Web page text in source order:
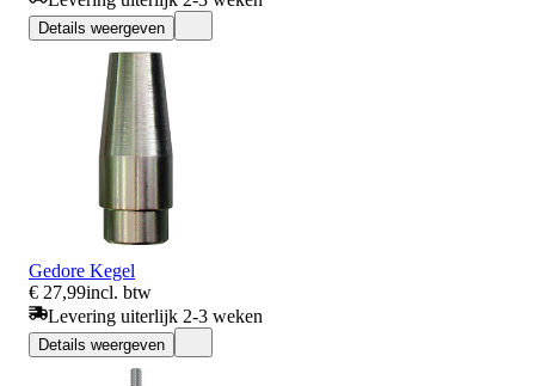
Details weergeven
Gedore Kegel
€ 27,99incl. btw
Levering uiterlijk 2-3 weken
Details weergeven